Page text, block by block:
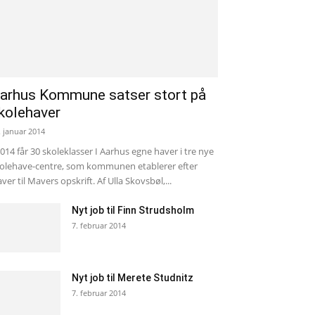
Kommune satser stort på
januar 2014
får 30 skoleklasser I Aarhus egne haver i tre nye
centre, som kommunen etablerer efter
til Mavers opskrift. Af Ulla Skovsbøl,...
Nyt job til Finn Strudsholm
7. februar 2014
Nyt job til Merete Studnitz
7. februar 2014